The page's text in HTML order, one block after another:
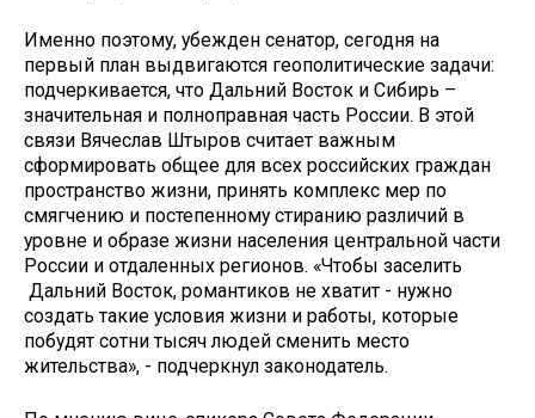
Именно поэтому, убежден сенатор, сегодня на
первый план выдвигаются геополитические задачи:
подчеркивается, что Дальний Восток и Сибирь –
значительная и полноправная часть России. В этой
связи Вячеслав Штыров считает важным
сформировать общее для всех российских граждан
пространство жизни, принять комплекс мер по
смягчению и постепенному стиранию различий в
уровне и образе жизни населения центральной части
России и отдаленных регионов. «Чтобы заселить
Дальний Восток, романтиков не хватит - нужно
создать такие условия жизни и работы, которые
побудят сотни тысяч людей сменить место
жительства», - подчеркнул законодатель.